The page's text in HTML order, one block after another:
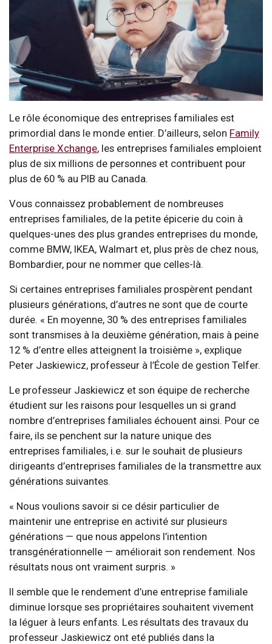
Le rôle économique des entreprises familiales est
primordial dans le monde entier. D’ailleurs, selon Family
Enterprise Xchange, les entreprises familiales emploient
plus de six millions de personnes et contribuent pour
plus de 60 % au PIB au Canada.
Vous connaissez probablement de nombreuses
entreprises familiales, de la petite épicerie du coin à
quelques-unes des plus grandes entreprises du monde,
comme BMW, IKEA, Walmart et, plus près de chez nous,
Bombardier, pour ne nommer que celles-là.
Si certaines entreprises familiales prospèrent pendant
plusieurs générations, d’autres ne sont que de courte
durée. « En moyenne, 30 % des entreprises familiales
sont transmises à la deuxième génération, mais à peine
12 % d’entre elles atteignent la troisième », explique
Peter Jaskiewicz, professeur à l’École de gestion Telfer.
Le professeur Jaskiewicz et son équipe de recherche
étudient sur les raisons pour lesquelles un si grand
nombre d’entreprises familiales échouent ainsi. Pour ce
faire, ils se penchent sur la nature unique des
entreprises familiales, i.e. sur le souhait de plusieurs
dirigeants d’entreprises familiales de la transmettre aux
générations suivantes.
« Nous voulions savoir si ce désir particulier de
maintenir une entreprise en activité sur plusieurs
générations — que nous appelons l’intention
transgénérationnelle — améliorait son rendement. Nos
résultats nous ont vraiment surpris. »
Il semble que le rendement d’une entreprise familiale
diminue lorsque ses propriétaires souhaitent vivement
la léguer à leurs enfants. Les résultats des travaux du
professeur Jaskiewicz ont eté publiés dans la